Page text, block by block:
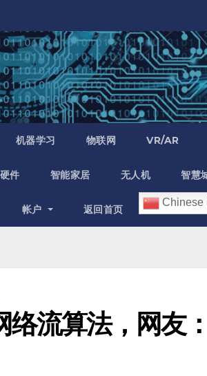
机器学习 物联网 VR/AR
件 智能家居 无人机 智慧
帐户 返回首页
Chinese
络流算法，网友